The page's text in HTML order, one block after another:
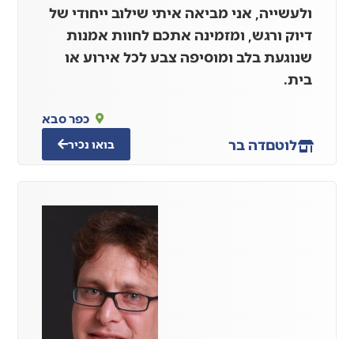
ולעשייה, אני מביאה איתי שילוב ייחודי של
דיוק ורגש, ומזמינה אתכם לחוות אמנות
שנוגעת בלב ומוסיפה צבע לכל אירוע או
בית.
לוטםדה בר
כפר סבא
בואו נכיר